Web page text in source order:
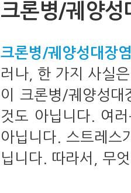
크론병/궤양성
크론병/궤양성대장
러나, 한 가지 사실
이 크론병/궤양성대
것도 아닙니다. 여
아닙니다. 스트레스
닙니다. 따라서, 무